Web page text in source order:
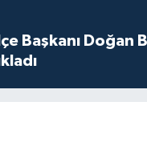
Başkanı Doğan